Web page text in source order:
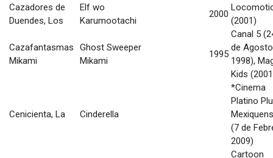
Cazadores de
Duendes, Los
Elf wo
Karumootachi
2000
(2001)
Cazafantasmas
Mikami
Ghost Sweeper
Mikami
1995
Canal 5
de Agosto
1998),
Kids
Cenicienta, La Cinderella
*Cinema
Platino
(7 de
2009)
Cartoon